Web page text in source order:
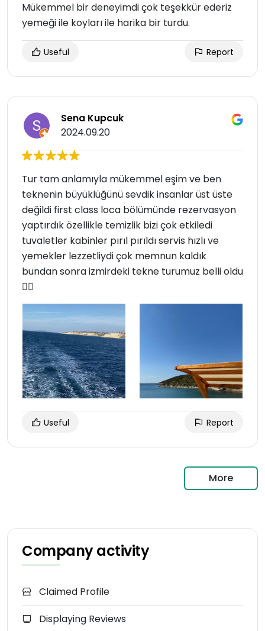
Mükemmel bir deneyimdi çok teşekkür ederiz
yemeği ile koyları ile harika bir turdu.
Useful Report
Sena Kupcuk
2024.09.20
Tur tam anlamıyla mükemmel eşim ve ben
teknenin büyüklüğünü sevdik insanlar üst üste
değildi first class loca bölümünde rezervasyon
yaptırdık özellikle temizlik bizi çok etkiledi
tuvaletler kabinler pırıl pırıldı servis hızlı ve
yemekler lezzetliydi çok memnun kaldık
bundan sonra izmirdeki tekne turumuz belli oldu
👍🏻
Useful Report
More
Company activity
Claimed Profile
Displaying Reviews